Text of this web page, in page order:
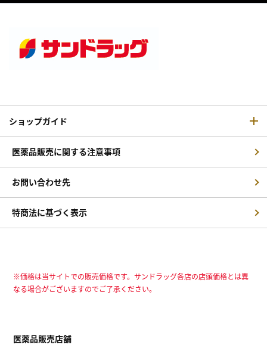
ショップガイド
医薬品販売に関する注意事項
お問い合わせ先
特商法に基づく表示
※価格は当サイトでの販売価格です。サンドラッグ各店の店頭価格とは異
なる場合がございますのでご了承ください。
医薬品販売店舗